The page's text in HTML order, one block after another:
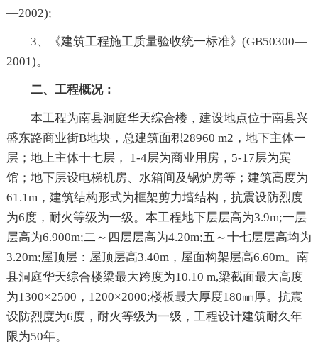
—2002);
3、《建筑工程施工质量验收统一标准》(GB50300—
2001)。
二、工程概况：
本工程为南县洞庭华天综合楼，建设地点位于南县兴
盛东路商业街B地块，总建筑面积28960 m2，地下主体一
层；地上主体十七层， 1-4层为商业用房，5-17层为宾
馆；地下层设电梯机房、水箱间及锅炉房等；建筑高度为
61.1m，建筑结构形式为框架剪力墙结构，抗震设防烈度
为6度，耐火等级为一级。本工程地下层层高为3.9m;一层
层高为6.900m;二～四层层高为4.20m;五～十七层层高均为
3.20m;屋顶层：屋顶层高3.40m，屋面构架层高6.60m。南
县洞庭华天综合楼梁最大跨度为10.10 m,梁截面最大高度
为1300×2500，1200×2000;楼板最大厚度180㎜厚。抗震
设防烈度为6度，耐火等级为一级，工程设计建筑耐久年
限为50年。